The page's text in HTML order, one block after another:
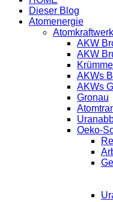
Dieser Blog
Atomenergie
AKW
AKW
Krümmel
AKWs
AKWs
Gronau
Oeko-